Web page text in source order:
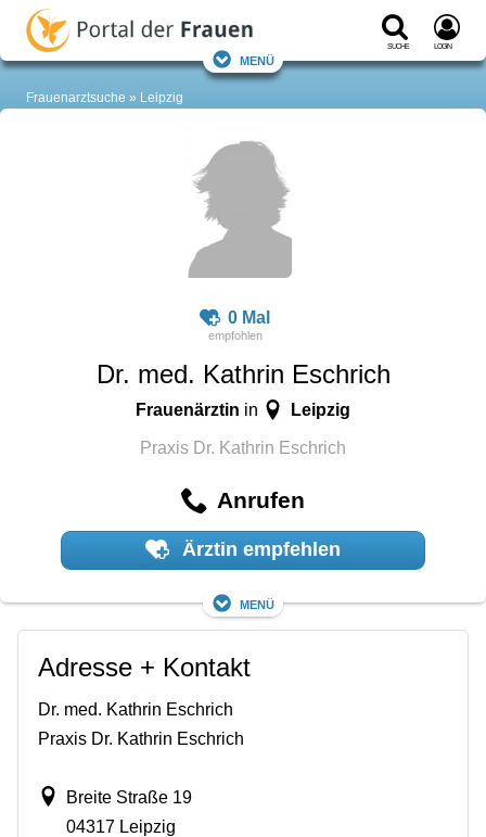
Suche Login
Menü
Frauenarztsuche Leipzig
0 Mal
Dr. med. Kathrin Eschrich
Frauenärztin in Leipzig
Praxis Dr. Kathrin Eschrich
Anrufen
Ärztin empfehlen
Menü
Adresse + Kontakt
Dr. med. Kathrin Eschrich
Praxis Dr. Kathrin Eschrich
Breite Straße 19
04317 Leipzig